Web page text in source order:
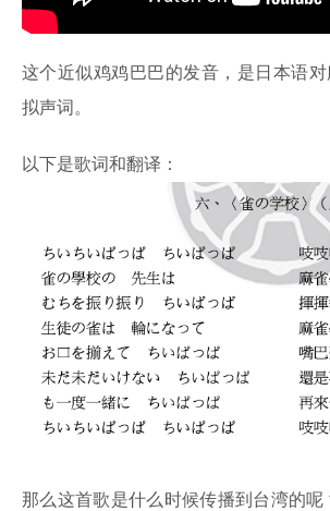
这个近似鸡鸡巴巴的发音，是日本语对
拟声词。
以下是歌词和翻译：
那么这首歌是什么时候传播到台湾的呢